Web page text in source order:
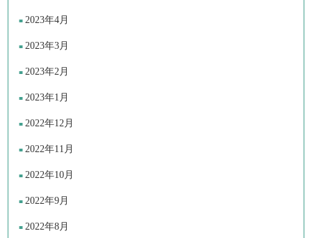
2023年4月
2023年3月
2023年2月
2023年1月
2022年12月
2022年11月
2022年10月
2022年9月
2022年8月